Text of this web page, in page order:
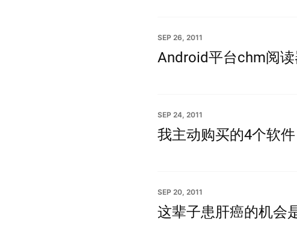
SEP 26, 2011
Android平台chm阅
SEP 24, 2011
我主动购买的4个软
SEP 20, 2011
这辈子患肝癌的机会